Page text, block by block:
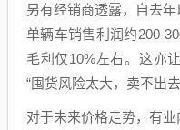
另有经销商透露，自去
单辆车销售利润约200-
毛利仅10%左右。这亦
“囤货风险太大，卖不出
对于未来价格走势，有